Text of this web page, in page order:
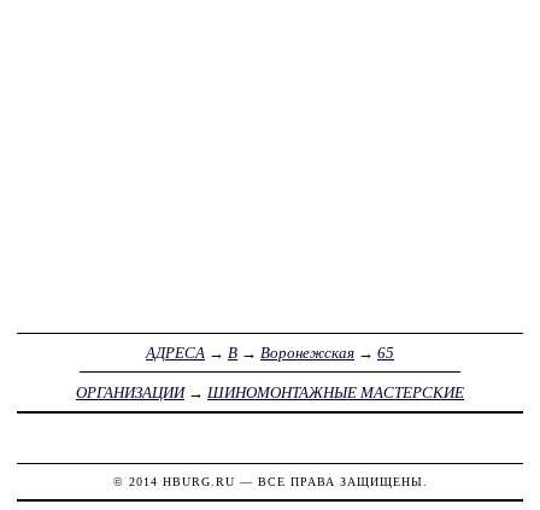
АДРЕСА → В → Воронежская → 65
ОРГАНИЗАЦИИ→ ШИНОМОНТАЖНЫЕ МАСТЕРСКИЕ
© 2014 HBURG.RU — ВСЕ ПРАВА ЗАЩИЩЕНЫ.